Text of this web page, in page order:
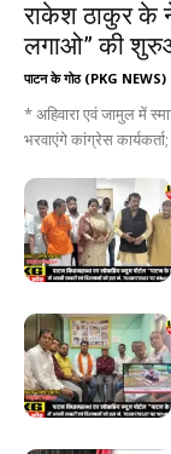
राकेश ठाकुर के
लगाओ” की
पाटन के गोठ (PKG NEWS)
* अहिवारा एवं जामुल में
भरवाएंगे कांग्रेस